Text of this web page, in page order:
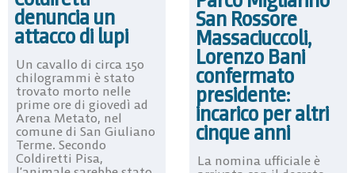
denuncia un
attacco di lupi
Un cavallo di circa 150
chilogrammi è stato
trovato morto nelle
prime ore di giovedì ad
Arena Metato, nel
comune di San Giuliano
Terme. Secondo
Coldiretti Pisa,
San Rossore
Massaciuccoli,
Lorenzo Bani
confermato
presidente:
incarico per altri
cinque anni
La nomina ufficiale è